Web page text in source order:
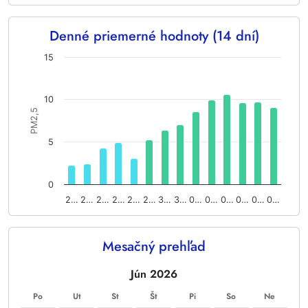
End of interactive chart.
Denné priemerné hodnoty (14 dní)
Chart
The chart has 1 X axis displaying categories.
The chart has 1 Y axis displaying PM2,5. Data ranges from
PM2,5
2… 2… 2… 2… 2… 2… 3… 3… 0… 0… 0… 0… 0… 0…
0
5
10
15
End of interactive chart.
Mesačný prehľad
Jún 2026
Po Ut St Št Pi So Ne